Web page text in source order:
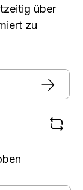
über
zu